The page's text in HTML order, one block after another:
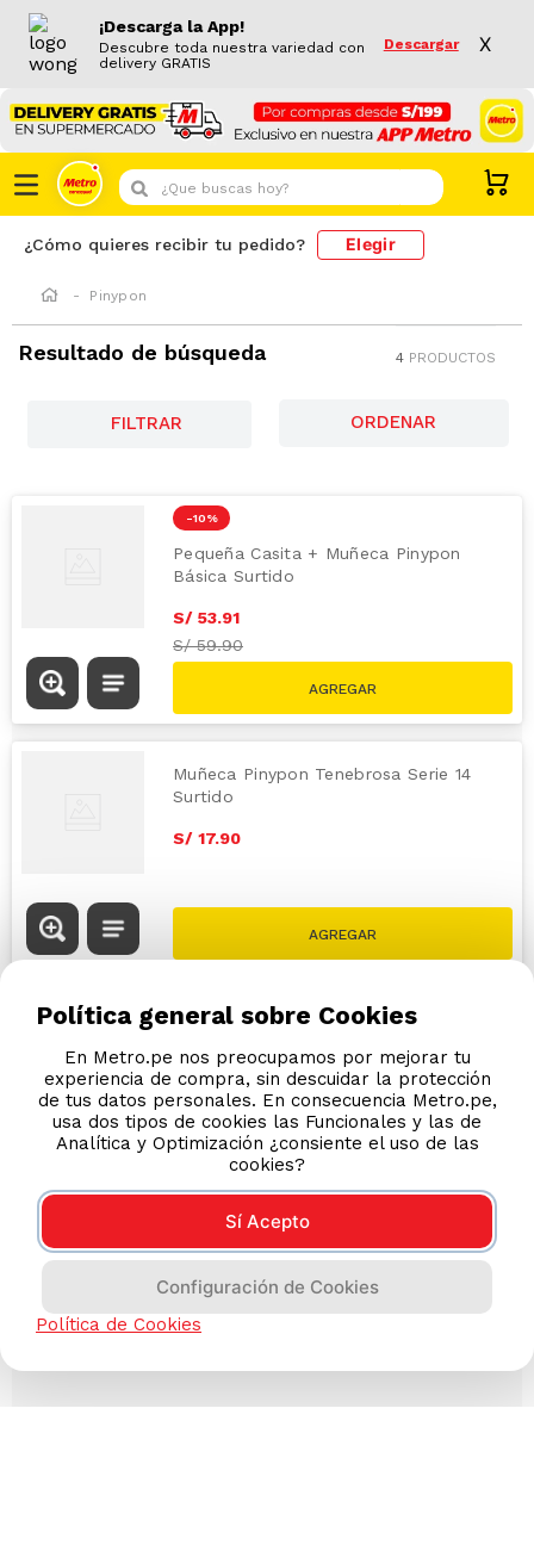
¡Descarga la App!
Descubre toda nuestra variedad con
delivery GRATIS
Descargar X
¿Que buscas hoy?
¿Cómo quieres recibir tu pedido? Elegir
Pinypon
Resultado de búsqueda 4 PRODUCTOS
FILTRAR
-10 %
Pequeña Casita + Muñeca Pinypon
Básica Surtido
S/ 53.91
S/59.90
Muñeca Pinypon Tenebrosa Serie 14
Surtido
S/ 17.90
Política general sobre Cookies
En Metro.pe nos preocupamos por mejorar tu
experiencia de compra, sin descuidar la protección
de tus datos personales. En consecuencia Metro.pe,
usa dos tipos de cookies las Funcionales y las de
Analítica y Optimización ¿consiente el uso de las
cookies?
Sí Acepto
Configuración de Cookies
Política de Cookies